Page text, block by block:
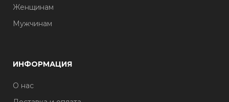
Женщинам
Мужчинам
ИНФОРМАЦИЯ
О нас